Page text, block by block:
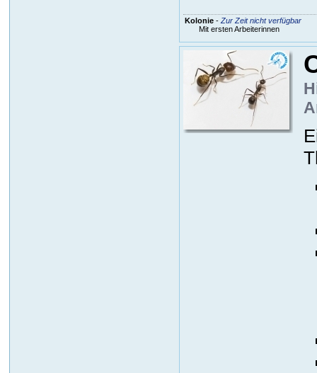
Kolonie- Zur Zeit nicht verfügbar
Mit ersten Arbeiterinnen